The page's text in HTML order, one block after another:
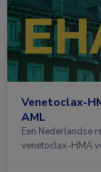
Venetoclax-
AML
Een Nederlandse
venetoclax-HMA